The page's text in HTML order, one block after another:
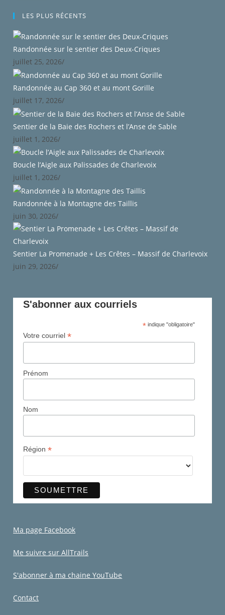
LES PLUS RÉCENTS
Randonnée sur le sentier des Deux-Criques
juillet 25, 2026/
Randonnée au Cap 360 et au mont Gorille
juillet 17, 2026/
Sentier de la Baie des Rochers et l’Anse de Sable
juillet 1, 2026/
Boucle l’Aigle aux Palissades de Charlevoix
juillet 1, 2026/
Randonnée à la Montagne des Taillis
juin 30, 2026/
Sentier La Promenade + Les Crêtes – Massif de Charlevoix
juin 29, 2026/
S'abonner aux courriels
*indique "obligatoire"
Votre courriel*
Prénom
Nom
Région*
Ma page Facebook
Me suivre sur AllTrails
S'abonner à ma chaine YouTube
Contact